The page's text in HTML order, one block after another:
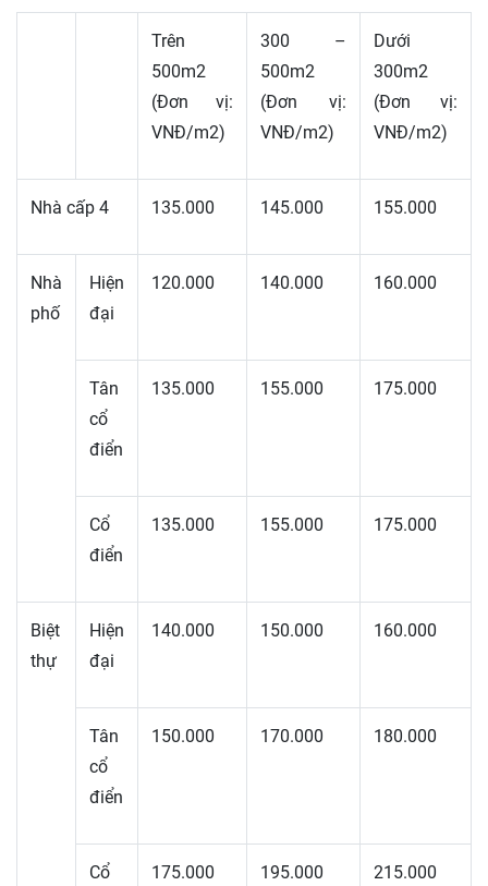
Trên
500m2
(Đơn vị:
VNĐ/m2)
300 –
500m2
(Đơn vị:
VNĐ/m2)
Dưới
300m2
(Đơn vị:
VNĐ/m2)
Nhà cấp 4 135.000 145.000 155.000
Nhà
phố
Hiện
đại
120.000 140.000 160.000
Tân
cổ
điển
135.000 155.000 175.000
Cổ
điển
135.000 155.000 175.000
Biệt
thự
Hiện
đại
140.000 150.000 160.000
Tân
cổ
điển
150.000 170.000 180.000
Cổ 175.000 195.000 215.000